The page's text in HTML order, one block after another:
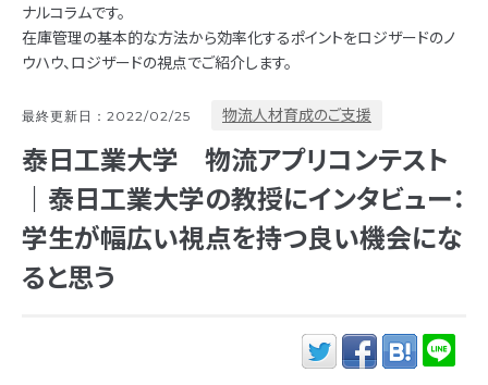
ナルコラムです。
在庫管理の基本的な方法から効率化するポイントをロジザードのノ
ウハウ、ロジザードの視点でご紹介します。
最終更新日：2022/02/25 物流人材育成のご支援
泰日工業大学 物流アプリコンテスト
｜泰日工業大学の教授にインタビュー：
学生が幅広い視点を持つ良い機会にな
ると思う